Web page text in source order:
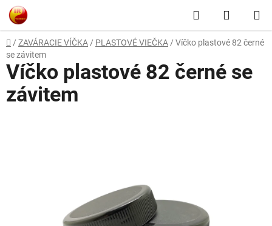
Prejsť
na
obsah
Hľadať
KOŠÍK
Domov
/ ZAVÁRACIE VÍČKA / PLASTOVÉ VIEČKA / Víčko plastové 82 černé
se závitem
Víčko plastové 82 černé se
závitem